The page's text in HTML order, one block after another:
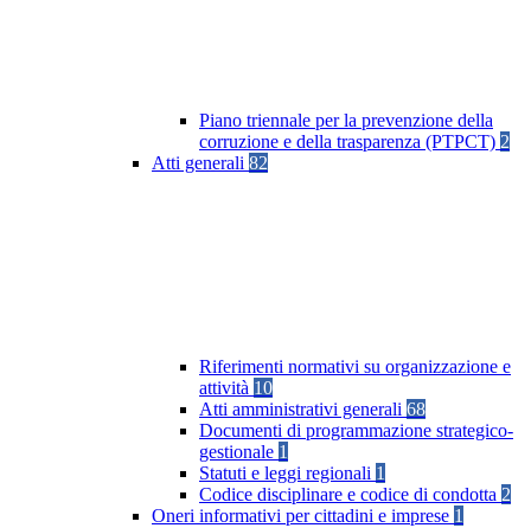
Piano triennale per la prevenzione della
corruzione e della trasparenza (PTPCT) 2
Atti generali 82
Riferimenti normativi su organizzazione e
attività 10
Atti amministrativi generali 68
Documenti di programmazione strategico-
gestionale 1
Statuti e leggi regionali 1
Codice disciplinare e codice di condotta 2
Oneri informativi per cittadini e imprese 1